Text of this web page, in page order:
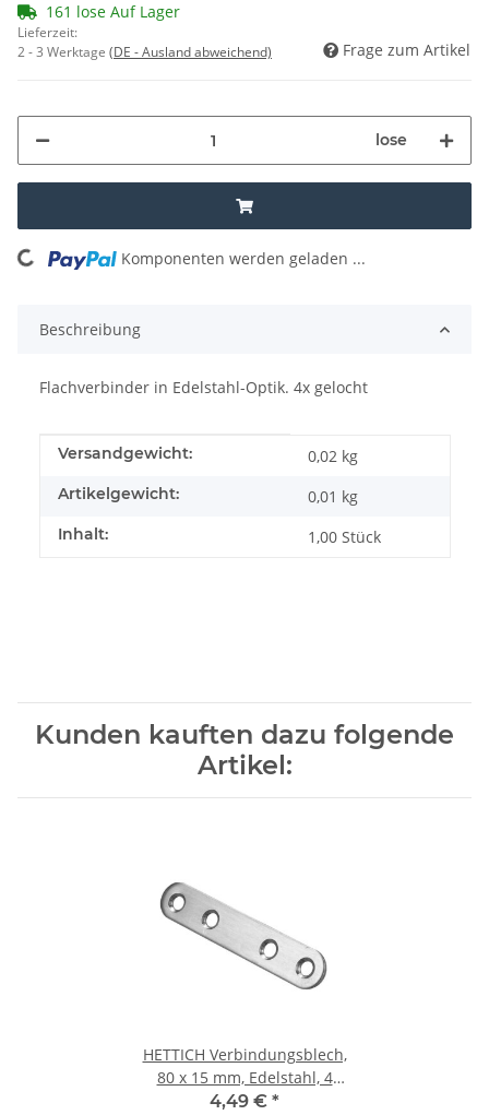
161 lose Auf Lager
Lieferzeit:
2 - 3 Werktage (DE - Ausland abweichend) Frage zum Artikel
lose
Loading... Komponenten werden geladen ...
Beschreibung
Flachverbinder in Edelstahl-Optik. 4x gelocht
Produkteigenschaft
Wert
Versandgewicht: 0,02 kg
Artikelgewicht: 0,01 kg
Inhalt: 1,00 Stück
Kunden kauften dazu folgende
Artikel:
HETTICH Verbindungsblech,
80 x 15 mm, Edelstahl, 4
Stück
4,49 € *